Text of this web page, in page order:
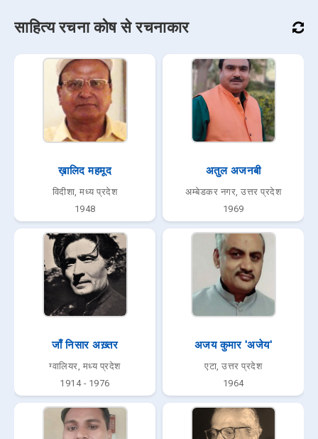
साहित्य रचना कोष से रचनाकार
ख़ालिद महमूद
विदीशा, मध्य प्रदेश
1948
अतुल अजनबी
अम्बेडकर नगर, उत्तर प्रदेश
1969
जाँ निसार अख़्तर
ग्वालियर, मध्य प्रदेश
1914 - 1976
अजय कुमार 'अजेय'
एटा, उत्तर प्रदेश
1964